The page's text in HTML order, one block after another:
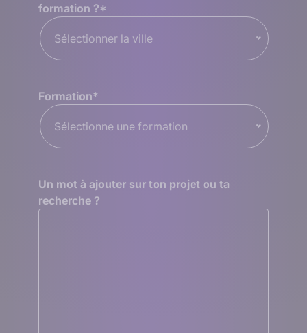
formation ?*
Sélectionner la ville
Formation*
Sélectionne une formation
Un mot à ajouter sur ton projet ou ta
recherche ?